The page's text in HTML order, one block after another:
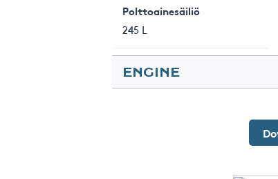
Polttoainesäiliö
245 L
ENGINE